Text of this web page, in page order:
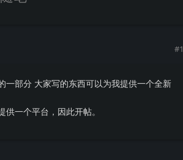
#1
一部分 大家写的东西可以为我提供一个全新
一个平台，因此开帖。